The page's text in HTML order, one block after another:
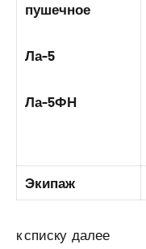
пушечное
Ла-5
Ла-5ФН
Экипаж
к списку далее